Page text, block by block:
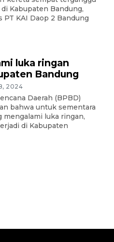
Kabupaten Bandung,
PT KAI Daop 2 Bandung
luka ringan
Bandung
2024
Daerah (BPBD)
bahwa untuk sementara
luka ringan,
di Kabupaten